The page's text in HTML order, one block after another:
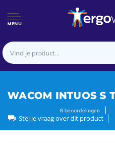
MENU
WACOM INTUOS S
8beoordelingen
Stel je vraag over dit product